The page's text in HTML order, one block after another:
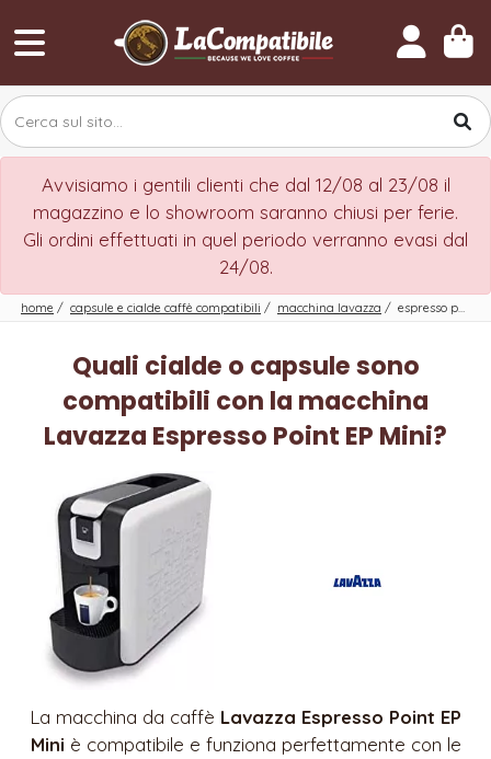
Avvisiamo i gentili clienti che dal 12/08 al 23/08 il
magazzino e lo showroom saranno chiusi per ferie.
Gli ordini effettuati in quel periodo verranno evasi dal
24/08.
home / capsule e cialde caffè compatibili / macchina lavazza / espresso point ep mini
Quali cialde o capsule sono
compatibili con la macchina
Lavazza Espresso Point EP Mini?
La macchina da caffè Lavazza Espresso Point EP
Mini è compatibile e funziona perfettamente con le